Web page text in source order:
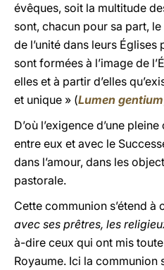
évêques, soit la multitude
sont, chacun pour sa part,
de l’unité dans leurs
sont formées à l’image de
elles et à partir d’elles
et unique » (Lumen gentium
D’où l’exigence d’une
entre eux et avec le
dans l’amour, dans les
pastorale.
Cette communion s’étend à
avec ses prêtres, les
à-dire ceux qui ont mis
Royaume. Ici la communion